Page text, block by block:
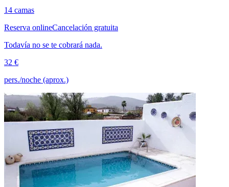
14 camas
Reserva onlineCancelación gratuita
Todavía no se te cobrará nada.
32 €
pers./noche (aprox.)